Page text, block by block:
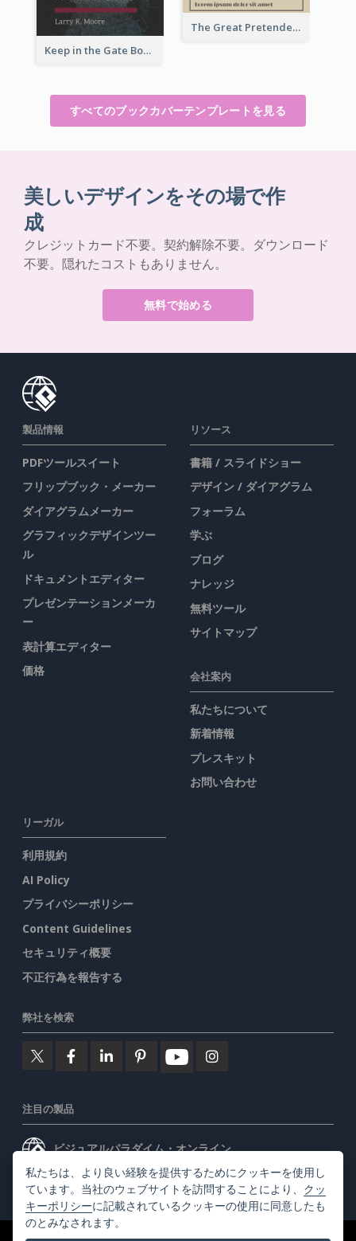
The Great Pretender Book Cover
Keep in the Gate Book Cover
すべてのブックカバーテンプレートを見る
美しいデザインをその場で作
成
クレジットカード不要。契約解除不要。ダウンロード
不要。隠れたコストもありません。
無料で始める
製品情報
PDFツールスイート
フリップブック・メーカー
ダイアグラムメーカー
グラフィックデザインツー
ル
ドキュメントエディター
プレゼンテーションメーカ
ー
表計算エディター
価格
リソース
書籍 / スライドショー
デザイン / ダイアグラム
フォーラム
学ぶ
ブログ
ナレッジ
無料ツール
サイトマップ
会社案内
私たちについて
新着情報
プレスキット
お問い合わせ
リーガル
利用規約
AI Policy
プライバシーポリシー
Content Guidelines
セキュリティ概要
不正行為を報告する
弊社を検索
注目の製品
ビジュアルパラダイム・オンライン
ビジュアルパラダイムデスクトップ
私たちは、より良い経験を提供するためにクッキーを使用し
ています。当社のウェブサイトを訪問することにより、 クッ
キーポリシーに記載されているクッキーの使用に同意したも
のとみなされます。